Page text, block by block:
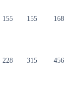
155 155 168
228 315 456